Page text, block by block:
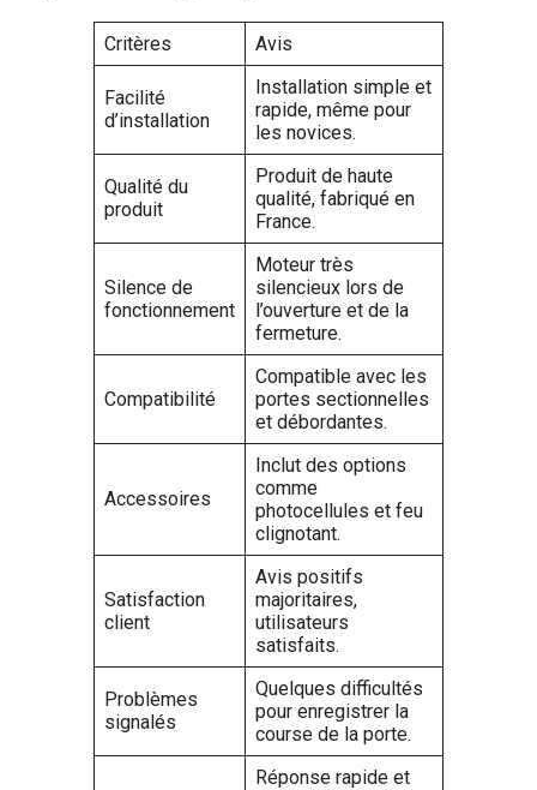
Critères Avis
Facilité
d’installation
Installation simple et
rapide, même pour
les novices.
Qualité du
produit
Produit de haute
qualité, fabriqué en
France.
Silence de
fonctionnement
Moteur très
silencieux lors de
l’ouverture et de la
fermeture.
Compatibilité
Compatible avec les
portes sectionnelles
et débordantes.
Accessoires
Inclut des options
comme
photocellules et feu
clignotant.
Satisfaction
client
Avis positifs
majoritaires,
utilisateurs
satisfaits.
Problèmes
signalés
Quelques difficultés
pour enregistrer la
course de la porte.
Réponse rapide et